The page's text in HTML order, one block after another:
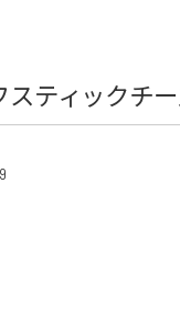
ティックチ